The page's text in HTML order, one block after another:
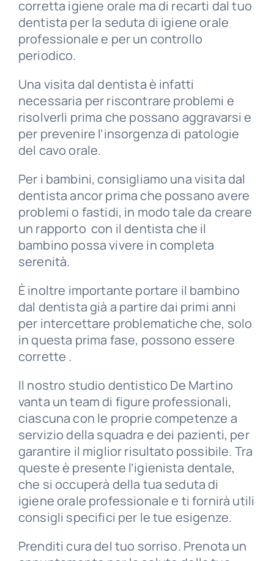
corretta igiene orale ma di recarti dal tuo
dentista per la seduta di igiene orale
professionale e per un controllo
periodico.
Una visita dal dentista è infatti
necessaria per riscontrare problemi e
risolverli prima che possano aggravarsi e
per prevenire l’insorgenza di patologie
del cavo orale.
Per i bambini, consigliamo una visita dal
dentista ancor prima che possano avere
problemi o fastidi, in modo tale da creare
un rapporto con il dentista che il
bambino possa vivere in completa
serenità.
È inoltre importante portare il bambino
dal dentista già a partire dai primi anni
per intercettare problematiche che, solo
in questa prima fase, possono essere
corrette .
Il nostro studio dentistico De Martino
vanta un team di figure professionali,
ciascuna con le proprie competenze a
servizio della squadra e dei pazienti, per
garantire il miglior risultato possibile. Tra
queste è presente l’igienista dentale,
che si occuperà della tua seduta di
igiene orale professionale e ti fornirà utili
consigli specifici per le tue esigenze.
Prenditi cura del tuo sorriso. Prenota un